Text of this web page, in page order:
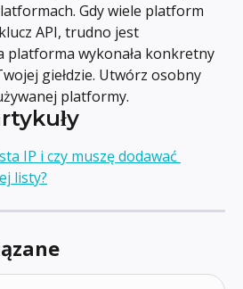
Gdy wiele platform
API, trudno jest
platforma wykonała konkretny
giełdzie. Utwórz osobny
platformy.
IP i czy muszę dodawać
listy?